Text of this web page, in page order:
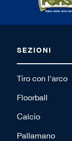
SEZIONI
Tiro con l'arco
Floorball
Calcio
Pallamano